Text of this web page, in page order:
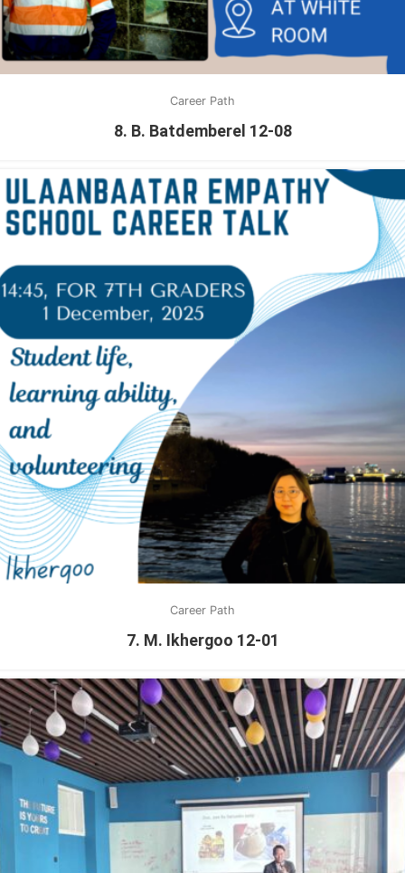
Career Path
8. B. Batdemberel 12-08
Career Path
7. M. Ikhergoo 12-01